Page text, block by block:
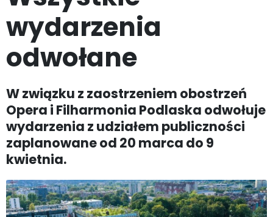
wydarzenia
odwołane
W związku z zaostrzeniem obostrzeń
Opera i Filharmonia Podlaska odwołuje
wydarzenia z udziałem publiczności
zaplanowane od 20 marca do 9
kwietnia.